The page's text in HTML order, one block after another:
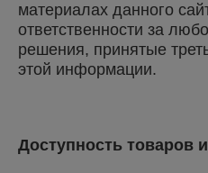
материалах данного
ответственности за
решения, принятые
этой информации.
Доступность товаров